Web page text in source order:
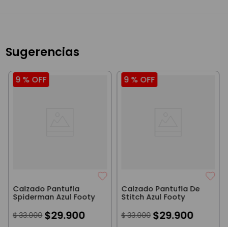
Sugerencias
9 % OFF
Calzado Pantufla
Spiderman Azul Footy
$ 33.000 $29.900
9 % OFF
Calzado Pantufla De
Stitch Azul Footy
$ 33.000 $29.900